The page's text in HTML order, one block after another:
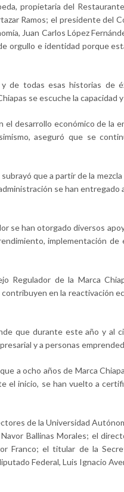
propietaria del
Ramos; el presidente del
Juan Carlos López
orgullo e identidad porque
de todas esas historias de
se escuche la
desarrollo económico de la
aseguró que se
que a partir de la
se han
se han otorgado diversos
implementación
Regulador de la Marca
en la reactivación
que durante este año y al
y a personas
a ocho años de Marca
inicio, se han vuelto a
de la Universidad
Ballinas Morales; el
Franco; el titular de la
Federal, Luis Ignacio